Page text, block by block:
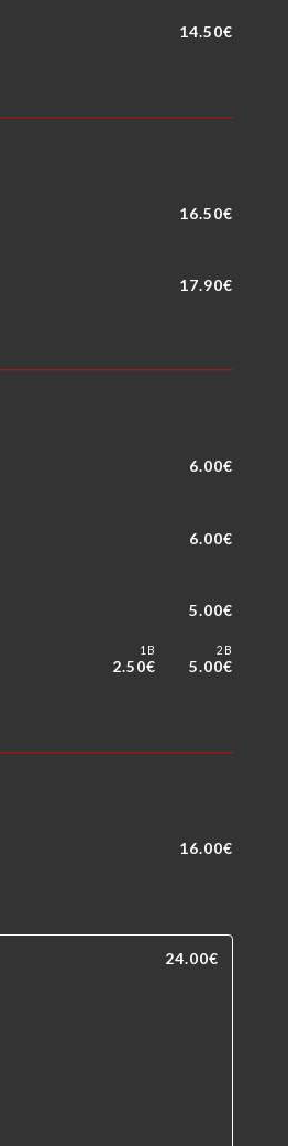
14.50€
16.50€
17.90€
6.00€
6.00€
5.00€
1B
2.50€
2B
5.00€
16.00€
24.00€